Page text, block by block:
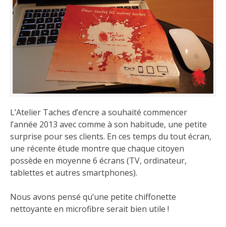
L’Atelier Taches d’encre a souhaité commencer
l’année 2013 avec comme à son habitude, une petite
surprise pour ses clients. En ces temps du tout écran,
une récente étude montre que chaque citoyen
possède en moyenne 6 écrans (TV, ordinateur,
tablettes et autres smartphones).
Nous avons pensé qu’une petite chiffonette
nettoyante en microfibre serait bien utile !